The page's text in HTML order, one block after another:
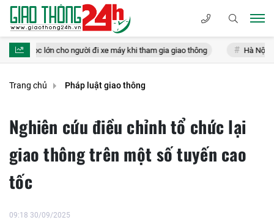
lớn cho người đi xe máy khi tham gia giao thông Hà Nội: Làm rõ hai
Trang chủ Pháp luật giao thông
Nghiên cứu điều chỉnh tổ chức lại
giao thông trên một số tuyến cao
tốc
09:18 30/09/2025